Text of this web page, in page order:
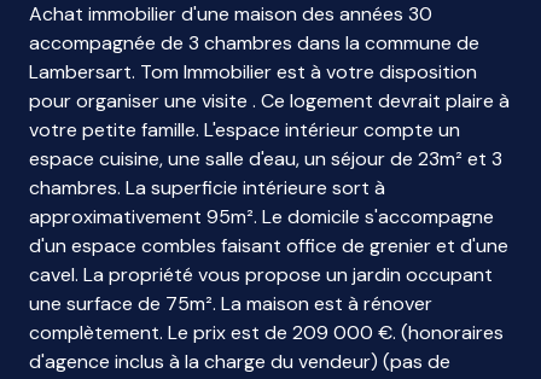
Achat immobilier d'une maison des années 30
accompagnée de 3 chambres dans la commune de
Lambersart. Tom Immobilier est à votre disposition
pour organiser une visite . Ce logement devrait plaire à
votre petite famille. L'espace intérieur compte un
espace cuisine, une salle d'eau, un séjour de 23m² et 3
chambres. La superficie intérieure sort à
approximativement 95m². Le domicile s'accompagne
d'un espace combles faisant office de grenier et d'une
cavel. La propriété vous propose un jardin occupant
une surface de 75m². La maison est à rénover
complètement. Le prix est de 209 000 €. (honoraires
d'agence inclus à la charge du vendeur) (pas de